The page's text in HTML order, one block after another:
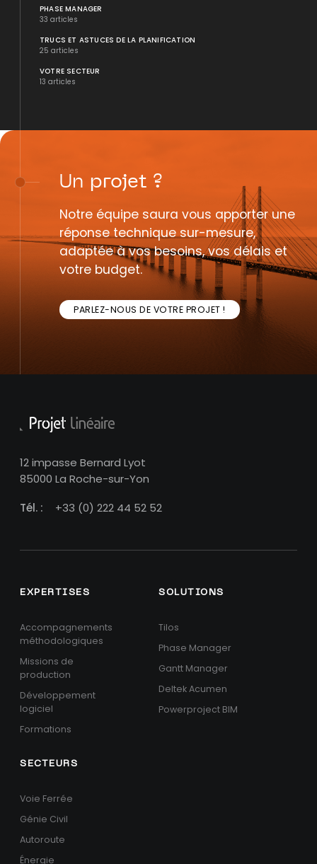
PHASE MANAGER
33 articles
TRUCS ET ASTUCES DE LA PLANIFICATION
25 articles
VOTRE SECTEUR
13 articles
Un projet ?
Notre équipe saura vous apporter une
réponse technique sur-mesure,
adaptée à vos besoins, vos délais et
votre budget.
PARLEZ-NOUS DE VOTRE PROJET !
12 impasse Bernard Lyot
85000 La Roche-sur-Yon
Tél. :
+33 (0) 222 44 52 52
EXPERTISES
Accompagnements
méthodologiques
Missions de
production
Développement
logiciel
Formations
SOLUTIONS
Tilos
Phase Manager
Gantt Manager
Deltek Acumen
Powerproject BIM
SECTEURS
Voie Ferrée
Génie Civil
Autoroute
Énergie